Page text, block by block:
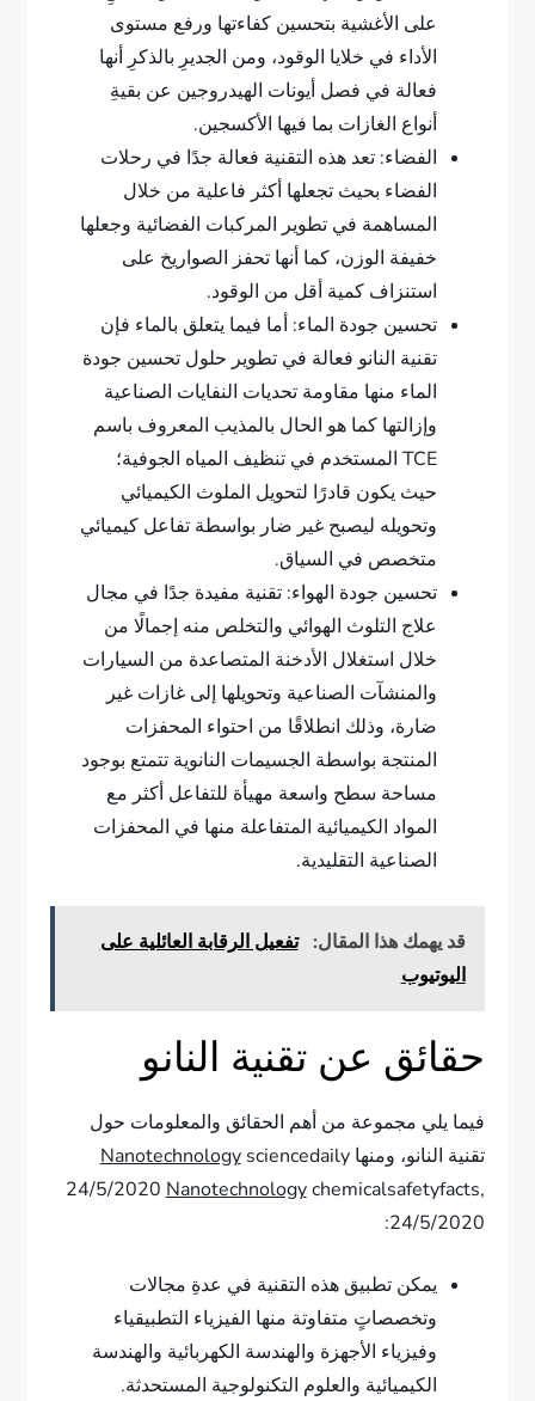
على الأغشية بتحسين كفاءتها ورفع مستوى
الأداء في خلايا الوقود، ومن الجديرِ بالذكرِ أنها
فعالة في فصل أيونات الهيدروجين عن بقيةِ
أنواع الغازات بما فيها الأكسجين.
الفضاء: تعد هذه التقنية فعالة جدًا في رحلات
الفضاء بحيث تجعلها أكثر فاعلية من خلال
المساهمة في تطوير المركبات الفضائية وجعلها
خفيفة الوزن، كما أنها تحفز الصواريخ على
استنزاف كمية أقل من الوقود.
تحسين جودة الماء: أما فيما يتعلق بالماء فإن
تقنية النانو فعالة في تطوير حلول تحسين جودة
الماء منها مقاومة تحديات النفايات الصناعية
وإزالتها كما هو الحال بالمذيب المعروف باسم
TCE المستخدم في تنظيف المياه الجوفية؛
حيث يكون قادرًا لتحويل الملوث الكيميائي
وتحويله ليصبح غير ضار بواسطة تفاعل كيميائي
متخصص في السياق.
تحسين جودة الهواء: تقنية مفيدة جدًا في مجال
علاج التلوث الهوائي والتخلص منه إجمالًا من
خلال استغلال الأدخنة المتصاعدة من السيارات
والمنشآت الصناعية وتحويلها إلى غازات غير
ضارة، وذلك انطلاقًا من احتواء المحفزات
المنتجة بواسطة الجسيمات النانوية تتمتع بوجود
مساحة سطح واسعة مهيأة للتفاعل أكثر مع
المواد الكيميائية المتفاعلة منها في المحفزات
الصناعية التقليدية.
قد يهمك هذا المقال:
تفعيل الرقابة العائلية على
اليوتيوب
حقائق عن تقنية النانو
فيما يلي مجموعة من أهم الحقائق والمعلومات حول
تقنية النانو، ومنها
Nanotechnologysciencedaily
24/5/2020 Nanotechnologychemicalsafetyfacts,
24/5/2020:
يمكن تطبيق هذه التقنية في عدةِ مجالات
وتخصصاتٍ متفاوتة منها الفيزياء التطبيقياء
وفيزياء الأجهزة والهندسة الكهربائية والهندسة
الكيميائية والعلوم التكنولوجية المستحدثة.